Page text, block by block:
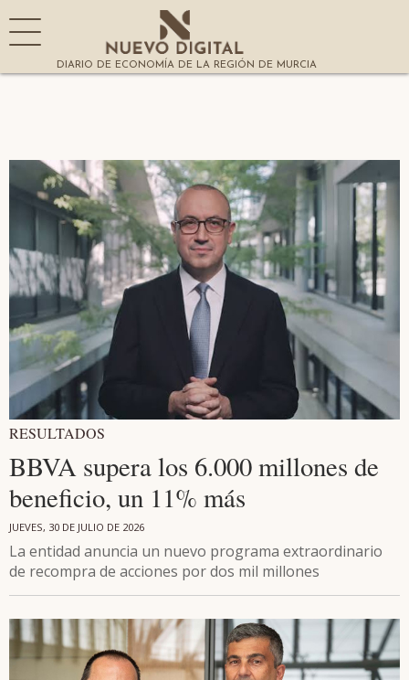
DIARIO DE ECONOMÍA DE LA REGIÓN DE MURCIA
RESULTADOS
BBVA supera los 6.000 millones de
beneficio, un 11% más
JUEVES, 30 DE JULIO DE 2026
La entidad anuncia un nuevo programa extraordinario
de recompra de acciones por dos mil millones